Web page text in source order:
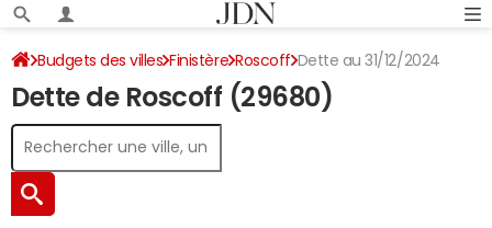
Budgets des villes Finistère Roscoff Dette au 31/12/2024
Dette de Roscoff (29680)